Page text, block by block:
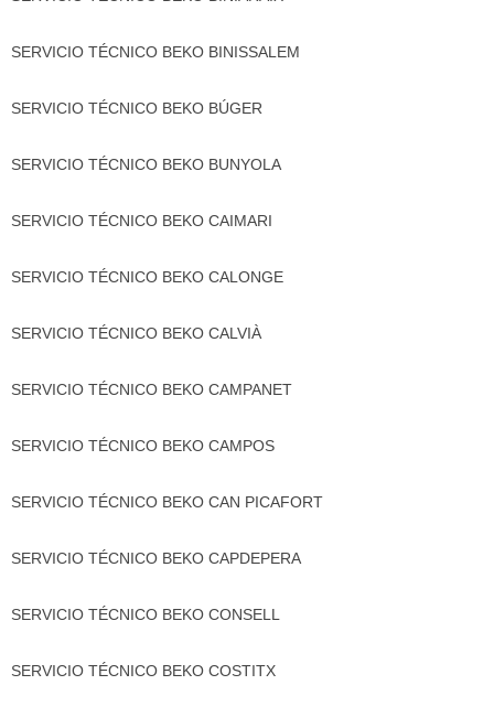
SERVICIO TÉCNICO BEKO BINISSALEM
SERVICIO TÉCNICO BEKO BÚGER
SERVICIO TÉCNICO BEKO BUNYOLA
SERVICIO TÉCNICO BEKO CAIMARI
SERVICIO TÉCNICO BEKO CALONGE
SERVICIO TÉCNICO BEKO CALVIÀ
SERVICIO TÉCNICO BEKO CAMPANET
SERVICIO TÉCNICO BEKO CAMPOS
SERVICIO TÉCNICO BEKO CAN PICAFORT
SERVICIO TÉCNICO BEKO CAPDEPERA
SERVICIO TÉCNICO BEKO CONSELL
SERVICIO TÉCNICO BEKO COSTITX